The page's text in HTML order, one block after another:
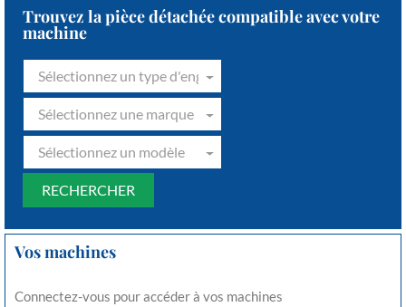
Trouvez la pièce détachée compatible avec votre
machine
Sélectionnez un type d'engin
Sélectionnez une marque
Sélectionnez un modèle
Vos machines
Connectez-vous pour accéder à vos machines